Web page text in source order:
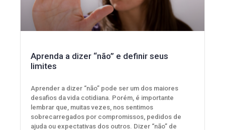
Aprenda a dizer “não” e definir seus
limites
Aprender a dizer “não” pode ser um dos maiores
desafios da vida cotidiana. Porém, é importante
lembrar que, muitas vezes, nos sentimos
sobrecarregados por compromissos, pedidos de
ajuda ou expectativas dos outros. Dizer “não” de